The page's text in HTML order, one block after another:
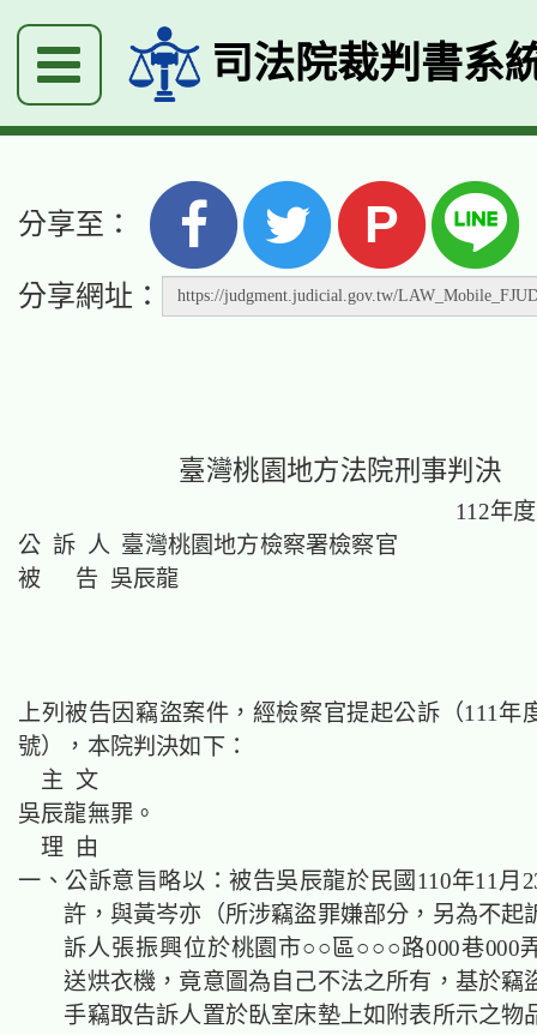
司法院裁判書系
分享至： P
分享網址：
臺灣桃園地方法院刑事判決
112年
公 訴 人 臺灣桃園地方檢察署檢察官
被 告 吳辰龍
上列被告因竊盜案件，經檢察官提起公訴（111年
號），本院判決如下：
主 文
吳辰龍無罪。
理 由
一、公訴意旨略以：被告吳辰龍於民國110年11月
許，與黃岑亦（所涉竊盜罪嫌部分，另為不起
訴人張振興位於桃園市○○區○○○路000巷000
送烘衣機，竟意圖為自己不法之所有，基於竊
手竊取告訴人置於臥室床墊上如附表所示之物